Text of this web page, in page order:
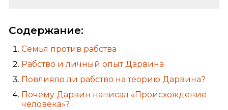
Содержание:
Семья против рабства
Рабство и личный опыт Дарвина
Повлияло ли рабство на теорию Дарвина?
Почему Дарвин написал «Происхождение
человека»?